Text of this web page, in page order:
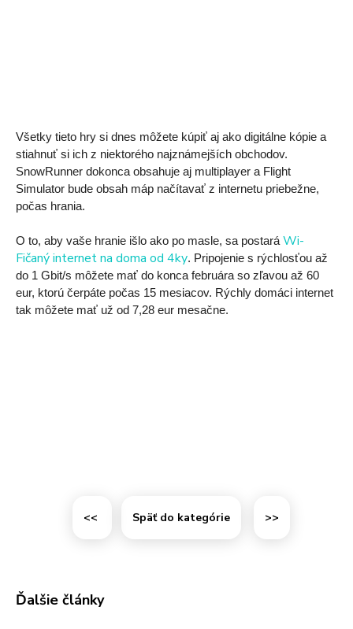
Všetky tieto hry si dnes môžete kúpiť aj ako digitálne kópie a
stiahnuť si ich z niektorého najznámejších obchodov.
SnowRunner dokonca obsahuje aj multiplayer a Flight
Simulator bude obsah máp načítavať z internetu priebežne,
počas hrania.
O to, aby vaše hranie išlo ako po masle, sa postará Wi-
Fičaný internet na doma od 4ky. Pripojenie s rýchlosťou až
do 1 Gbit/s môžete mať do konca februára so zľavou až 60
eur, ktorú čerpáte počas 15 mesiacov. Rýchly domáci internet
tak môžete mať už od 7,28 eur mesačne.
<< Späť do kategórie >>
Ďalšie články